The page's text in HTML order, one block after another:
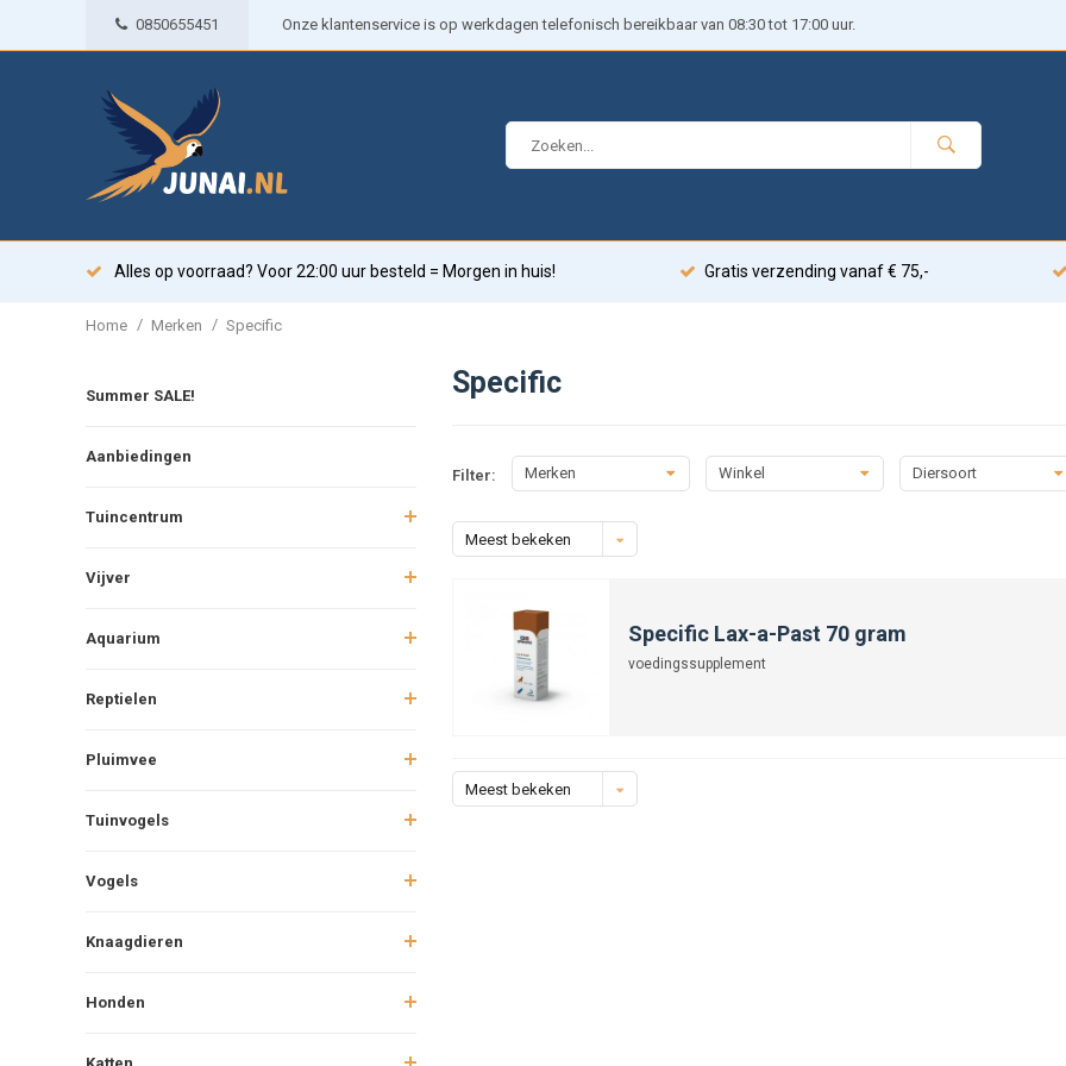
0850655451 Onze klantenservice is op werkdagen telefonisch bereikbaar van 08:30 tot 17:00 uur.
Alles op voorraad? Voor 22:00 uur besteld = Morgen in huis! Gratis verzending vanaf € 75,-
Home / Merken / Specific
Summer SALE!
Aanbiedingen
Tuincentrum
Vijver
Aquarium
Reptielen
Pluimvee
Tuinvogels
Vogels
Knaagdieren
Honden
Specific
Filter: Merken Winkel Diersoort
Meest bekeken
Specific Lax-a-Past 70 gram
voedingssupplement
Meest bekeken